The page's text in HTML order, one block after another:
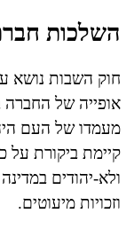
השלכות
חוק השבות נושא
אופייה של
מעמדו של העם
קיימת ביקורת על
ולא-יהודים
וזכויות מיעוטים.